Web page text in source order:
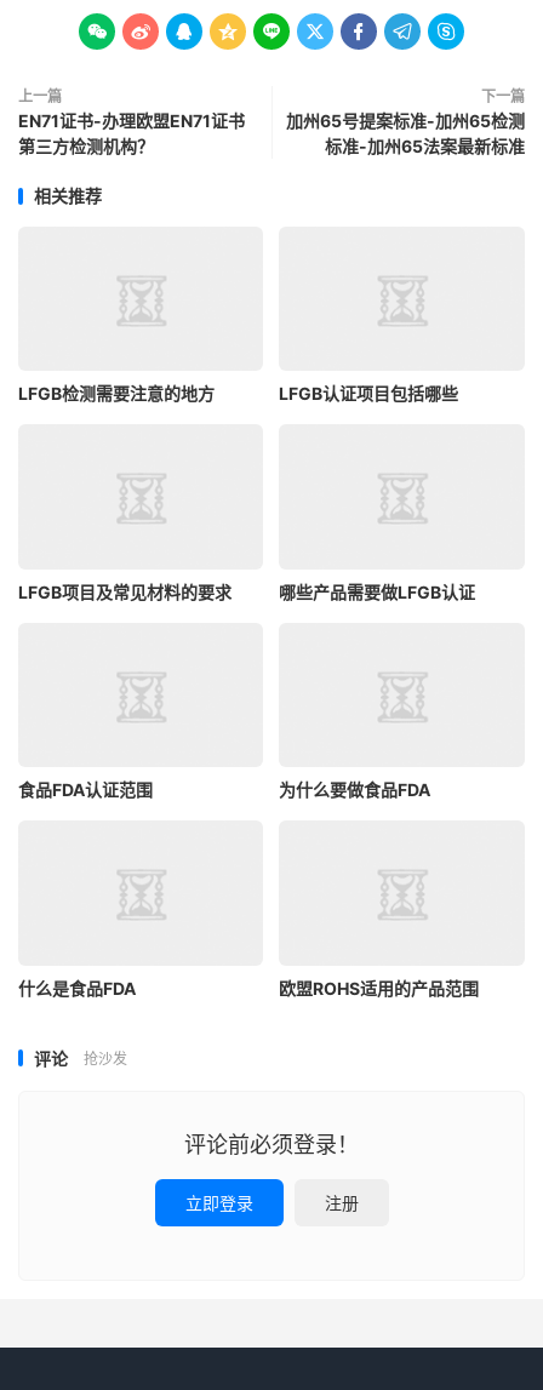
        
上一篇
EN71证书-办理欧盟EN71证书
第三方检测机构？
下一篇
加州65号提案标准-加州65检测
标准-加州65法案最新标准
相关推荐
LFGB检测需要注意的地方 LFGB认证项目包括哪些
LFGB项目及常见材料的要求 哪些产品需要做LFGB认证
食品FDA认证范围 为什么要做食品FDA
什么是食品FDA 欧盟ROHS适用的产品范围
评论 抢沙发
评论前必须登录！
立即登录 注册